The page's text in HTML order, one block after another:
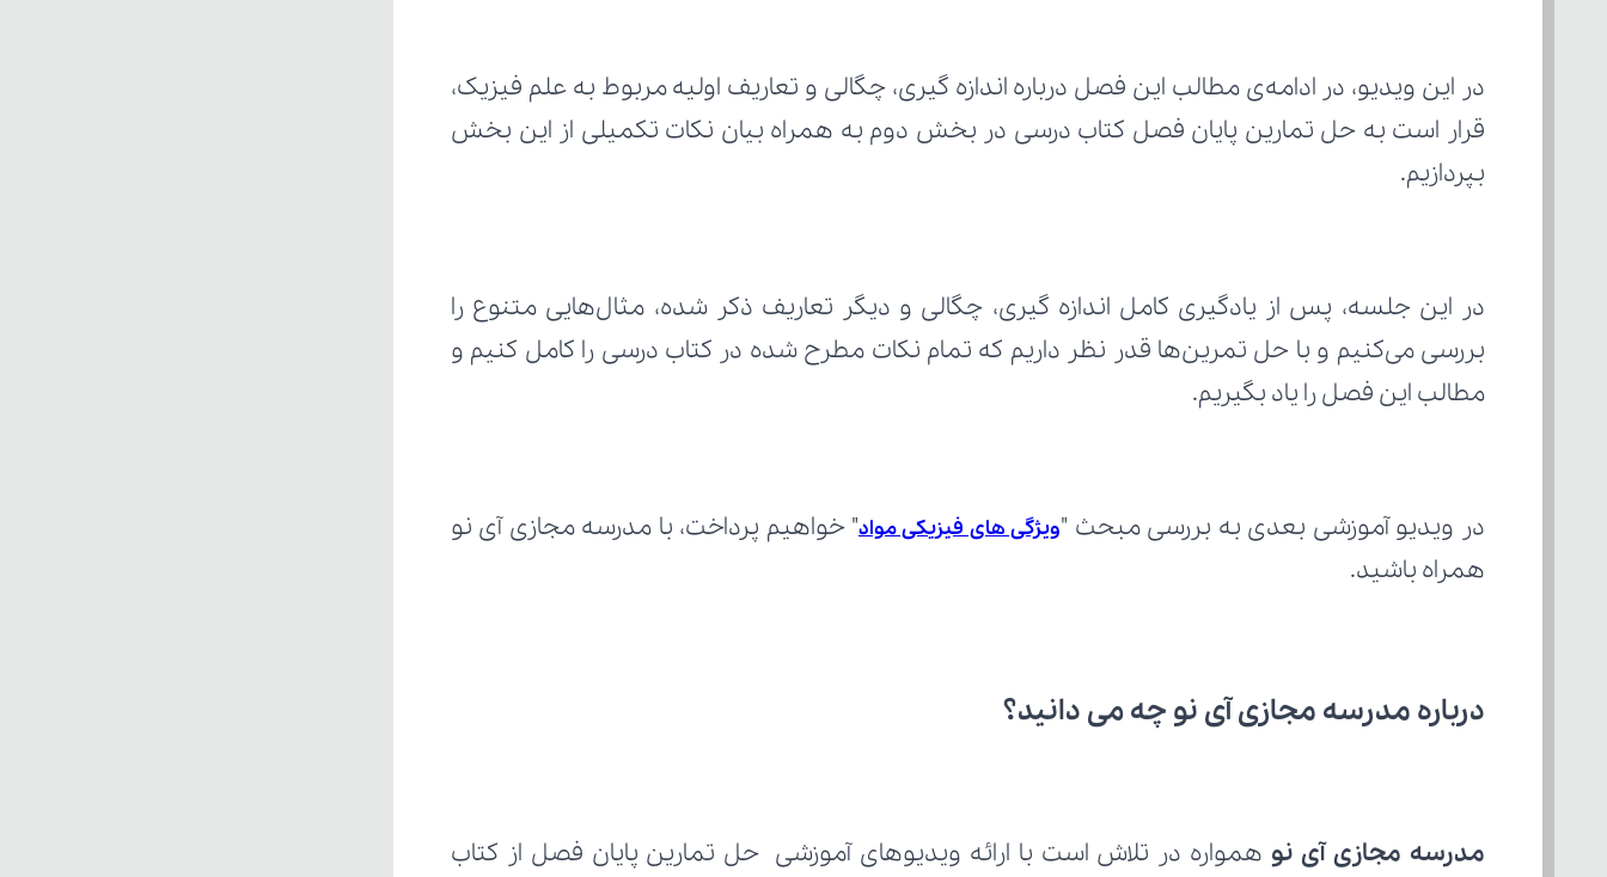
بپردازیم.
مطالب این فصل را یاد بگیریم.
در ویدیو آموزشی بعدی به بررسی مبحث "ویژگی های فیزیکی مواد
همراه باشید.
درباره مدرسه مجازی آی نو چه می‌ دانید؟
مدرسه مجازی آی نو همواره در تلاش است با ارائه ویدیوهای آموزشی حل تمارین پایان فصل از کتاب